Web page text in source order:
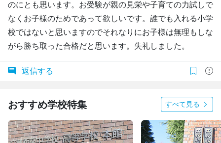
のにとも思います。お受験が親の見栄や子育ての力試しで
なくお子様のためであって欲しいです。誰でも入れる小学
校ではないと思いますのでそれなりにお子様は無理もしな
がら勝ち取った合格だと思います。失礼しました。
返信する
おすすめ学校特集 すべて見る